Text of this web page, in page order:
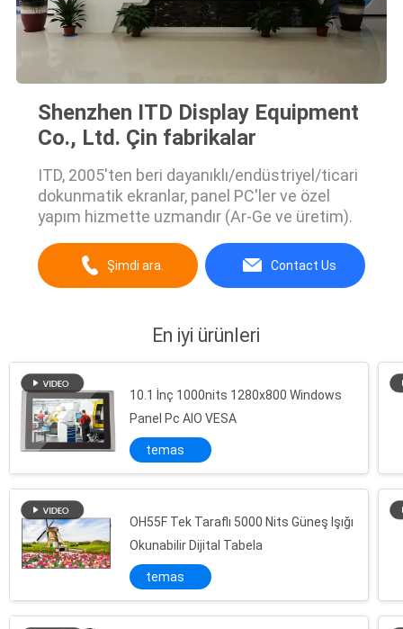
Shenzhen ITD Display Equipment
Co., Ltd. Çin fabrikalar
ITD, 2005'ten beri dayanıklı/endüstriyel/ticari
dokunmatik ekranlar, panel PC'ler ve özel
yapım hizmette uzmandır (Ar-Ge ve üretim).
Şimdi ara. Contact Us
En iyi ürünleri
10.1 İnç 1000nits 1280x800 Windows
Panel Pc AIO VESA
temas
OH55F Tek Taraflı 5000 Nits Güneş Işığı
Okunabilir Dijital Tabela
temas
Yüksek Parlaklık 1000 Nits Güneş Işığı Okunabilir Lcd Panel Montajlı Dokunmatik Monitör 24 "
Profesyonel Dokunmatik Ekran Açık Çerçeve Monitör, Endüstriyel Panel Montajlı Monitör
TFT LCD Ekranlı Geniş Ekran 10.1 "Dokunmatik Panel PC / Bilgisayar DC 12V